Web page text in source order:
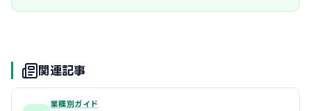
関連記事
業種別ガイド